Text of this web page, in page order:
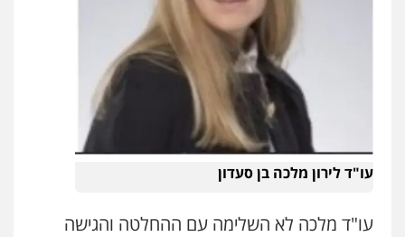
עו"ד לירון מלכה בן סעדון
עו"ד מלכה לא השלימה עם ההחלטה והגישה